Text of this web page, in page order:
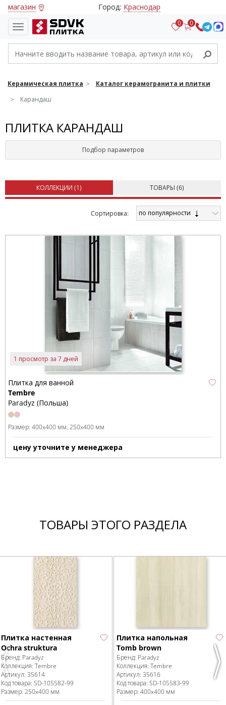
магазин Город: Краснодар
0 0
Керамическая плитка
Каталог керамогранита и плитки
Карандаш
ПЛИТКА КАРАНДАШ
Подбор параметров
КОЛЛЕКЦИИ (1) ТОВАРЫ (6)
Cортировка: по популярности
1 просмотр за 7 дней
Плитка для ванной
Tembre
Paradyz (Польша)
Размер: 400x400 мм 250x400 мм
цену уточните у менеджера
ТОВАРЫ ЭТОГО РАЗДЕЛА
Previous
Плитка настенная
Ochra struktura
Бренд: Paradyz
Коллекция: Tembre
Артикул: 35614
Код товара: SD-105582-99
Размер: 250x400 мм
Плитка напольная
Tomb brown
Бренд: Paradyz
Коллекция: Tembre
Артикул: 35616
Код товара: SD-105583-99
Размер: 400x400 мм